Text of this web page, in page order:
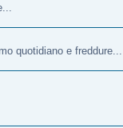
quotidiano e